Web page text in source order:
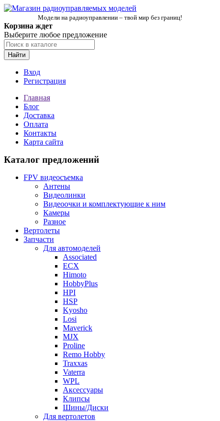
Модели на радиоуправлении – твой мир без границ!
Корзина ждет
Выберите любое предложение
Найти
Вход
Регистрация
Главная
Блог
Доставка
Оплата
Контакты
Карта сайта
Каталог предложений
FPV видеосъемка
Антены
Видеолинки
Видеоочки и комплектующие к ним
Камеры
Разное
Вертолеты
Запчасти
Для автомоделей
Associated
ECX
Himoto
HobbyPlus
HPI
HSP
Kyosho
Losi
Maverick
MJX
Proline
Remo Hobby
Traxxas
Vaterra
WPL
Аксессуары
Клипсы
Шины/Диски
Для вертолетов